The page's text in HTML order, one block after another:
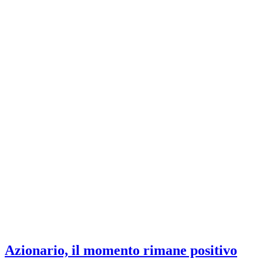
Azionario, il momento rimane positivo